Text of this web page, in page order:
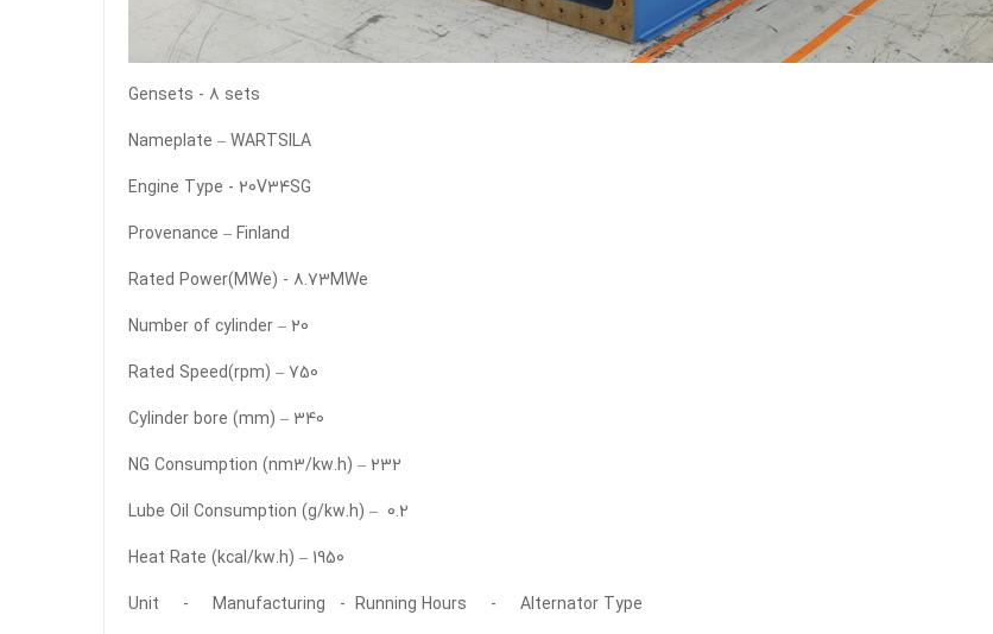
Gensets - 8 sets
Nameplate – WARTSILA
Engine Type - 20V34SG
Provenance – Finland
Rated Power(MWe) - 8.73MWe
Number of cylinder – 20
Rated Speed(rpm) – 750
Cylinder bore (mm) – 340
NG Consumption (nm3/kw.h) – 232
Lube Oil Consumption (g/kw.h) – 0.2
Heat Rate (kcal/kw.h) – 1950
Unit - Manufacturing - Running Hours - Alternator Type